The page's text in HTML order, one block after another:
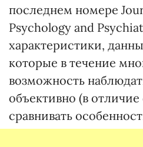
последнем номере
Psychology and
характеристики,
которые в течение
возможность
объективно (в
сравнивать